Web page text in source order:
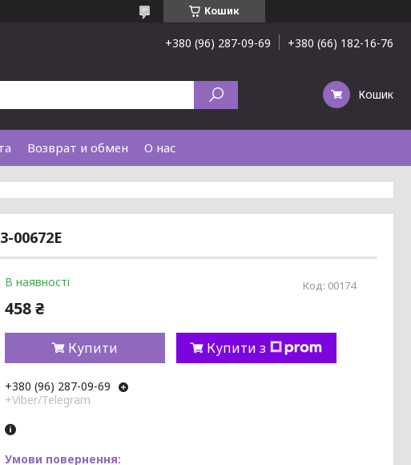
Кошик
+380 (96) 287-09-69 +380 (66) 182-16-76
Кошик
Возврат и обмен О нас
00672E
В наявності Код: 00174
458 ₴
Купити Купити з
+380 (96) 287-09-69
+Viber/Telegram